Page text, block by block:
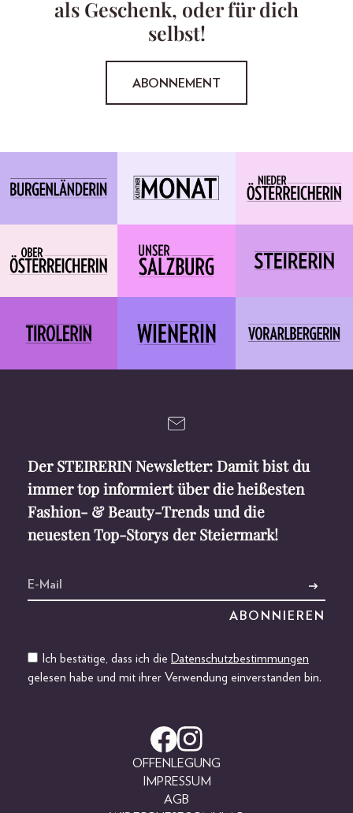
als Geschenk, oder für dich
selbst!
ABONNEMENT
Der STEIRERIN Newsletter: Damit bist du
immer top informiert über die heißesten
Fashion- & Beauty-Trends und die
neuesten Top-Storys der Steiermark!
Ich bestätige, dass ich die Datenschutzbestimmungen
gelesen habe und mit ihrer Verwendung einverstanden bin.
OFFENLEGUNG
IMPRESSUM
AGB